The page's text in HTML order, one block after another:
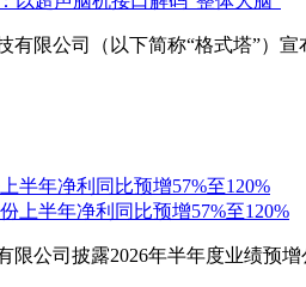
有限公司（以下简称“格式塔”）
半年净利同比预增57%至120%
限公司披露2026年半年度业绩预